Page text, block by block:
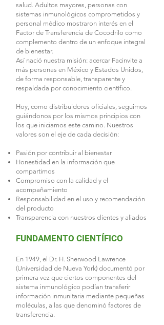
salud. Adultos mayores, personas con
sistemas inmunológicos comprometidos y
personal médico mostraron interés en el
Factor de Transferencia de Cocodrilo como
complemento dentro de un enfoque integral
de bienestar.
Así nació nuestra misión: acercar Facinvite a
más personas en México y Estados Unidos,
de forma responsable, transparente y
respaldada por conocimiento científico.
Hoy, como distribuidores oficiales, seguimos
guiándonos por los mismos principios con
los que iniciamos este camino. Nuestros
valores son el eje de cada decisión:
Pasión por contribuir al bienestar
Honestidad en la información que
compartimos
Compromiso con la calidad y el
acompañamiento
Responsabilidad en el uso y recomendación
del producto
Transparencia con nuestros clientes y aliados
FUNDAMENTO CIENTÍFICO
En 1949, el Dr. H. Sherwood Lawrence
(Universidad de Nueva York) documentó por
primera vez que ciertos componentes del
sistema inmunológico podían transferir
información inmunitaria mediante pequeñas
moléculas, a las que denominó factores de
transferencia.